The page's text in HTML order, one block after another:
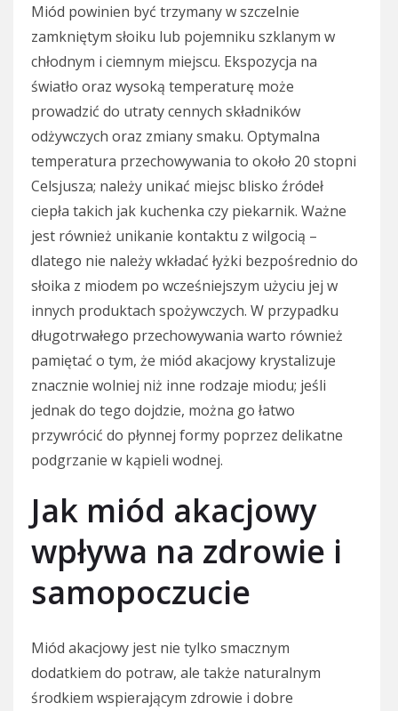
Miód powinien być trzymany w szczelnie
zamkniętym słoiku lub pojemniku szklanym w
chłodnym i ciemnym miejscu. Ekspozycja na
światło oraz wysoką temperaturę może
prowadzić do utraty cennych składników
odżywczych oraz zmiany smaku. Optymalna
temperatura przechowywania to około 20 stopni
Celsjusza; należy unikać miejsc blisko źródeł
ciepła takich jak kuchenka czy piekarnik. Ważne
jest również unikanie kontaktu z wilgocią –
dlatego nie należy wkładać łyżki bezpośrednio do
słoika z miodem po wcześniejszym użyciu jej w
innych produktach spożywczych. W przypadku
długotrwałego przechowywania warto również
pamiętać o tym, że miód akacjowy krystalizuje
znacznie wolniej niż inne rodzaje miodu; jeśli
jednak do tego dojdzie, można go łatwo
przywrócić do płynnej formy poprzez delikatne
podgrzanie w kąpieli wodnej.
Jak miód akacjowy
wpływa na zdrowie i
samopoczucie
Miód akacjowy jest nie tylko smacznym
dodatkiem do potraw, ale także naturalnym
środkiem wspierającym zdrowie i dobre